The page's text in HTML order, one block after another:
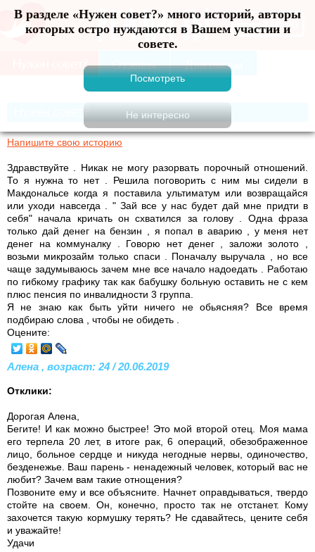
В разделе «Нужен совет?» много историй, авторы
которых остро нуждаются в Вашем участии и
совете.
Меню
Нужен совет?
Напишите свою историю
Здравствуйте . Никак не могу разорвать порочный отношений.
То я нужна то нет . Решила поговорить с ним мы сидели в
Макдональсе когда я поставила ультиматум или возвращайся
или уходи навсегда . " Зай все у нас будет дай мне придти в
себя" начала кричать он схватился за голову . Одна фраза
только дай денег на бензин , я попал в аварию , у меня нет
денег на коммуналку . Говорю нет денег , заложи золото ,
возьми микрозайм только спаси . Поначалу выручала , но все
чаще задумываюсь зачем мне все начало надоедать . Работаю
по гибкому графику так как бабушку больную оставить не с кем
плюс пенсия по инвалидности 3 группа.
Я не знаю как быть уйти ничего не обьясняя? Все время
подбираю слова , чтобы не обидеть .
Оцените:
Алена , возраст: 24 / 20.06.2019
Отклики:
Дорогая Алена,
Бегите! И как можно быстрее! Это мой второй отец. Моя мама
его терпела 20 лет, в итоге рак, 6 операций, обезображенное
лицо, больное сердце и никуда негодные нервы, одиночество,
безденежье. Ваш парень - ненадежный человек, который вас не
любит? Зачем вам такие отнощения?
Позвоните ему и все объясните. Начнет оправдываться, твердо
стойте на своем. Он, конечно, просто так не отстанет. Кому
захочется такую кормушку терять? Не сдавайтесь, цените себя
и уважайте!
Удачи